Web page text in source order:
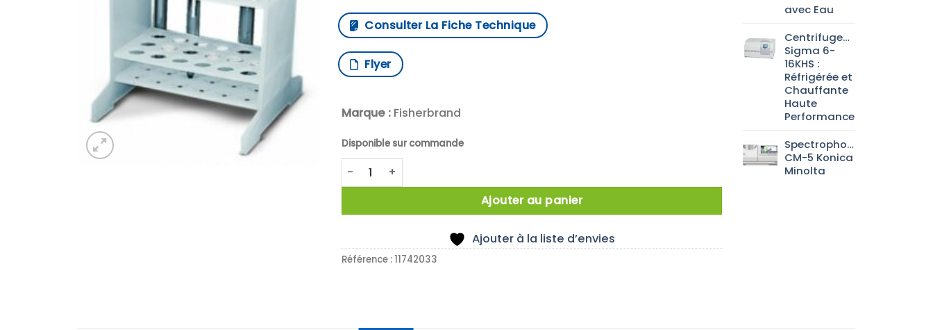
Consulter La Fiche Technique
Flyer
Marque :Fisherbrand
Disponible sur commande
quantité de DENSIMETRE 795-910G/L
Ajouter au panier
Ajouter à la liste d’envies
Référence :11742033
avec Eau
Centrifugeuse
Sigma 6-
16KHS :
Réfrigérée et
Chauffante
Haute
Performance
Spectrophotomètre
CM-5 Konica
Minolta